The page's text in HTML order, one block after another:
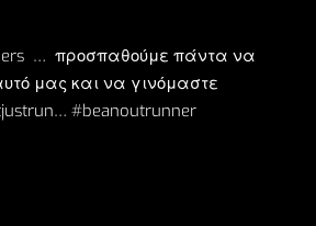
… προσπαθούμε πάντα να
μας και να γινόμαστε
#beanoutrunner